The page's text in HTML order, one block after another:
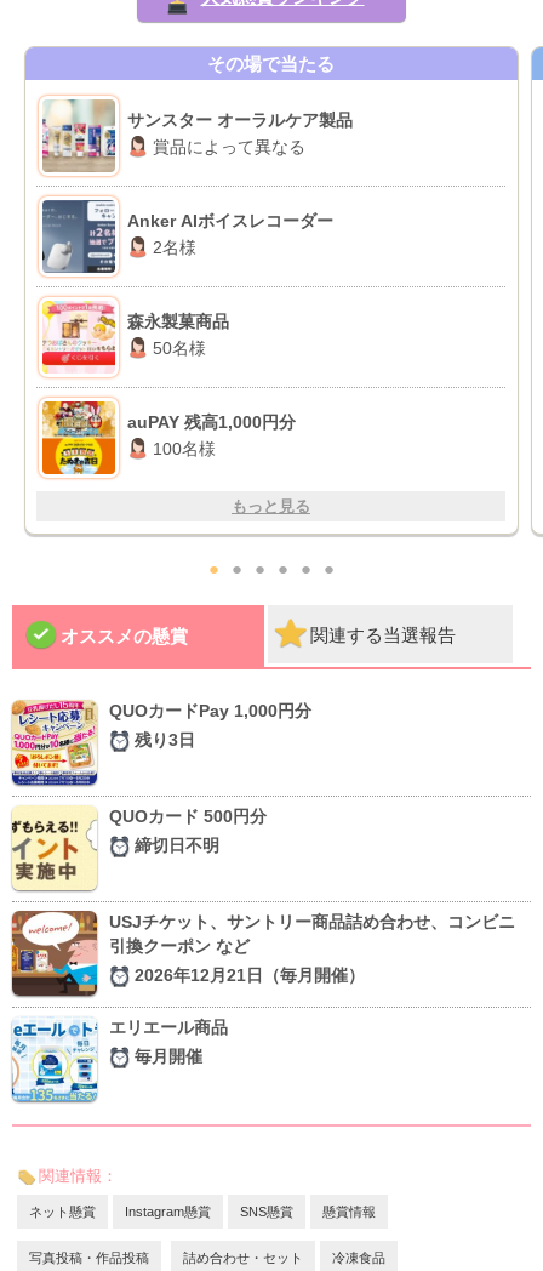
その場で当たる
サンスター オーラルケア製品
賞品によって異なる
Anker AIボイスレコーダー
2名様
森永製菓商品
50名様
auPAY 残高1,000円分
100名様
もっと見る
● ● ● ● ● ●
オススメの懸賞 関連する当選報告
QUOカードPay 1,000円分
残り3日
QUOカード 500円分
締切日不明
USJチケット、サントリー商品詰め合わせ、コンビニ
引換クーポン など
2026年12月21日（毎月開催）
エリエール商品
毎月開催
関連情報：
ネット懸賞 Instagram懸賞 SNS懸賞 懸賞情報
写真投稿・作品投稿 詰め合わせ・セット 冷凍食品